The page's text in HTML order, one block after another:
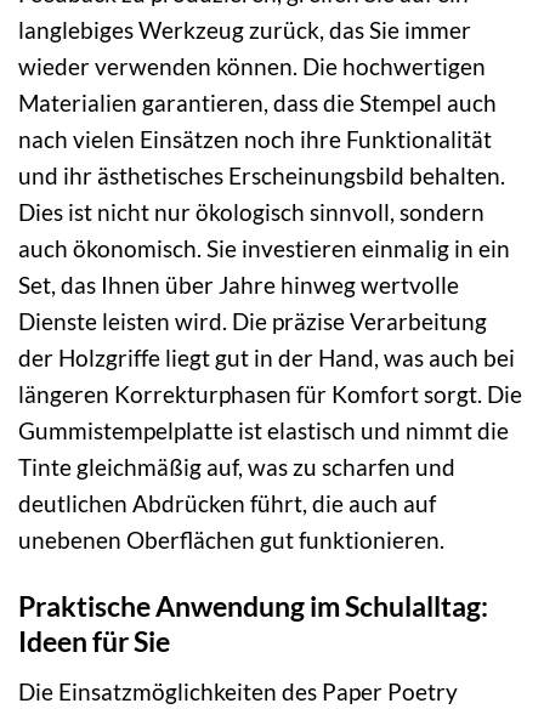
langlebiges Werkzeug zurück, das Sie immer
wieder verwenden können. Die hochwertigen
Materialien garantieren, dass die Stempel auch
nach vielen Einsätzen noch ihre Funktionalität
und ihr ästhetisches Erscheinungsbild behalten.
Dies ist nicht nur ökologisch sinnvoll, sondern
auch ökonomisch. Sie investieren einmalig in ein
Set, das Ihnen über Jahre hinweg wertvolle
Dienste leisten wird. Die präzise Verarbeitung
der Holzgriffe liegt gut in der Hand, was auch bei
längeren Korrekturphasen für Komfort sorgt. Die
Gummistempelplatte ist elastisch und nimmt die
Tinte gleichmäßig auf, was zu scharfen und
deutlichen Abdrücken führt, die auch auf
unebenen Oberflächen gut funktionieren.
Praktische Anwendung im Schulalltag:
Ideen für Sie
Die Einsatzmöglichkeiten des Paper Poetry